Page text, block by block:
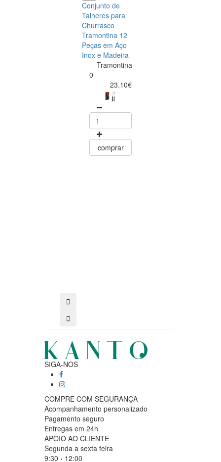
Conjunto de
Talheres para
Churrasco
Tramontina 12
Peças em Aço
Inox e Madeira
Tramontina
0
23.10€
comprar
SIGA-NOS
COMPRE COM SEGURANÇA
Acompanhamento personalizado
Pagamento seguro
Entregas em 24h
APOIO AO CLIENTE
Segunda a sexta feira
9:30 › 12:00